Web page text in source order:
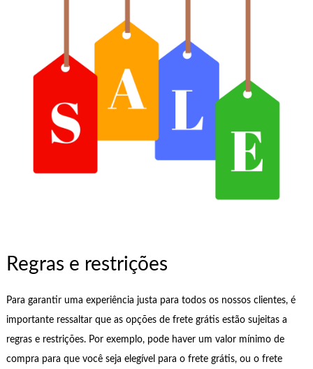
Regras e restrições
Para garantir uma experiência justa para todos os nossos clientes, é
importante ressaltar que as opções de frete grátis estão sujeitas a
regras e restrições. Por exemplo, pode haver um valor mínimo de
compra para que você seja elegível para o frete grátis, ou o frete